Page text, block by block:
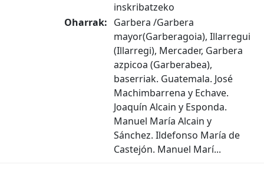
inskribatzeko
Oharrak: Garbera /Garbera
mayor(Garberagoia), Illarregui
(Illarregi), Mercader, Garbera
azpicoa (Garberabea),
baserriak. Guatemala. José
Machimbarrena y Echave.
Joaquín Alcain y Esponda.
Manuel María Alcain y
Sánchez. Ildefonso María de
Castejón. Manuel Marí...